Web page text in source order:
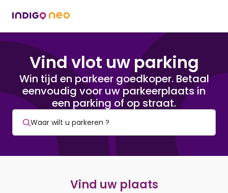
Vind vlot uw parking
Win tijd en parkeer goedkoper. Betaal
eenvoudig voor uw parkeerplaats in
een parking of op straat.
Vind uw plaats